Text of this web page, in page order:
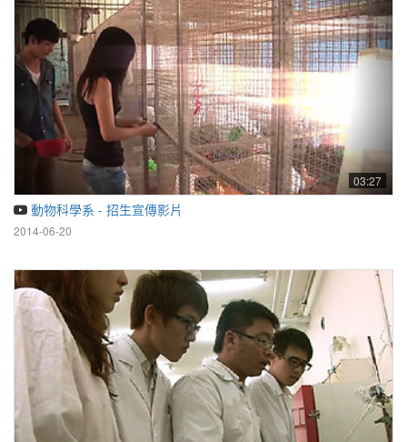
03:27
動物科學系 - 招生宣傳影片
2014-06-20